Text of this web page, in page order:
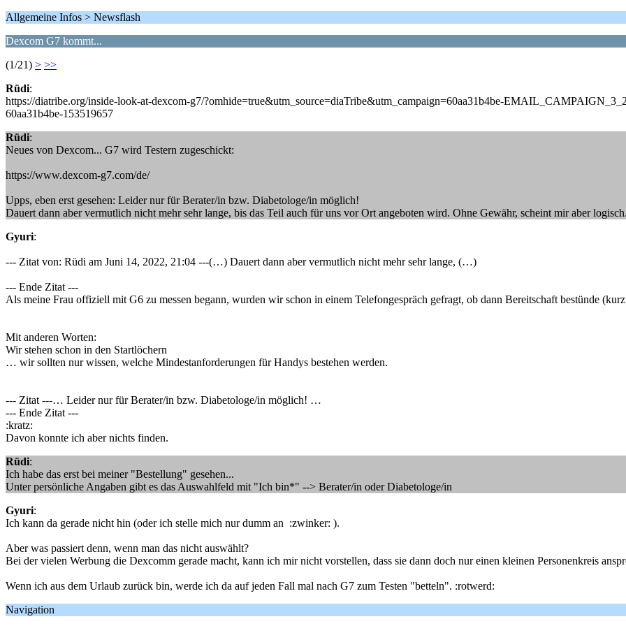
Allgemeine Infos > Newsflash
Dexcom G7 kommt...
(1/21) > >>
Rüdi:
https://diatribe.org/inside-look-at-dexcom-g7/?omhide=true&utm_source=diaTribe&utm_campaign=60aa31b4be-
60aa31b4be-153519657
Rüdi:
Neues von Dexcom... G7 wird Testern zugeschickt:
https://www.dexcom-g7.com/de/
Upps, eben erst gesehen: Leider nur für Berater/in bzw. Diabetologe/in möglich!
Dauert dann aber vermutlich nicht mehr sehr lange, bis das Teil auch für uns vor Ort angeboten wird. Ohne Gewähr, scheint mir aber logisch.
Gyuri:
--- Zitat von: Rüdi am Juni 14, 2022, 21:04 ---(…) Dauert dann aber vermutlich nicht mehr sehr lange, (…)
--- Ende Zitat ---
Als meine Frau offiziell mit G6 zu messen begann, wurden wir schon in einem Telefongespräch gefragt, ob dann Bereitschaft bestünde
Mit anderen Worten:
Wir stehen schon in den Startlöchern
… wir sollten nur wissen, welche Mindestanforderungen für Handys bestehen werden.
--- Zitat ---… Leider nur für Berater/in bzw. Diabetologe/in möglich! …
--- Ende Zitat ---
:kratz:
Davon konnte ich aber nichts finden.
Rüdi:
Ich habe das erst bei meiner "Bestellung" gesehen...
Unter persönliche Angaben gibt es das Auswahlfeld mit "Ich bin*" --> Berater/in oder Diabetologe/in
Gyuri:
Ich kann da gerade nicht hin (oder ich stelle mich nur dumm an :zwinker: ).
Aber was passiert denn, wenn man das nicht auswählt?
Bei der vielen Werbung die Dexcomm gerade macht, kann ich mir nicht vorstellen, dass sie dann doch nur einen kleinen Personenkreis
Wenn ich aus dem Urlaub zurück bin, werde ich da auf jeden Fall mal nach G7 zum Testen "betteln". :rotwerd:
Navigation